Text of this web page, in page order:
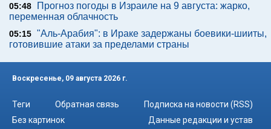
05:48
Прогноз погоды в Израиле на 9 августа: жарко,
переменная облачность
05:15 "Аль-Арабия": в Ираке задержаны боевики-шииты,
готовившие атаки за пределами страны
Воскресенье, 09 августа 2026 г.
Теги Обратная связь
Подписка на новости (RSS)
Без картинок
Данные редакции и устав